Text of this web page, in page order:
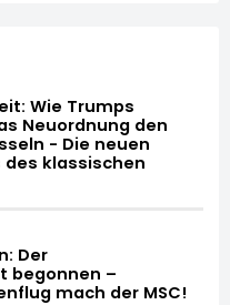
Wie Trumps
Neuordnung den
- Die neuen
klassischen
Der
begonnen –
mach der MSC!